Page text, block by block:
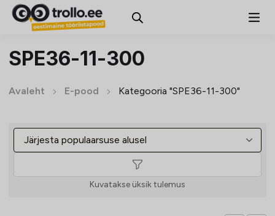
SPE36-11-300
Avaleht E-pood Kategooria "SPE36-11-300"
Kuvatakse üksik tulemus